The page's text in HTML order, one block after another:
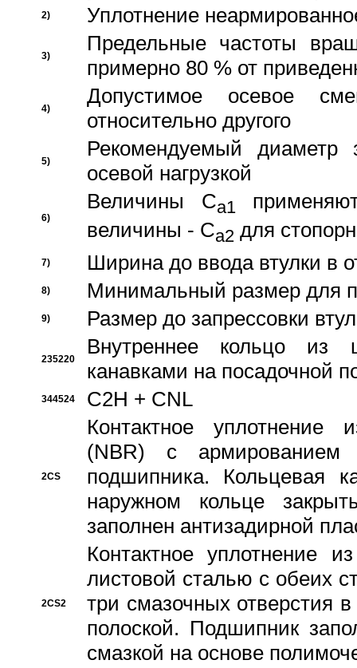
2) Уплотнение
3)
Предельные частоты
примерно 80 % от
4)
Допустимое осевое
относительно другого
5)
Рекомендуемый диаметр
осевой нагрузкой
6)
Величины Ca1
величины - Ca2 для
7) Ширина до ввода втулки в
8) Минимальный размер для
9) Размер до запрессовки
235220
Внутреннее кольцо из
канавками на посадочной
344524 C2H + CNL
2CS
Контактное уплотнение
(NBR) с
подшипника. Кольцевая
наружном кольце
заполнен антизадирной
2CS2
Контактное уплотнение
листовой сталью с обеих
три смазочных отверстия
полоской. Подшипник
смазкой на основе